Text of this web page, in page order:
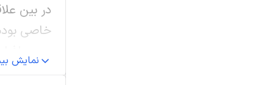
در بین
خاصی
نمایش